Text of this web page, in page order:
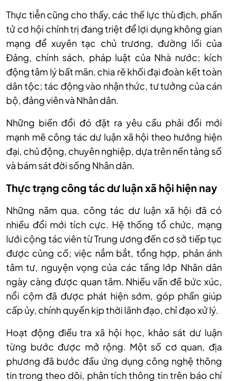
Thực tiễn cũng cho thấy, các thế lực thù địch, phần
tử cơ hội chính trị đang triệt để lợi dụng không gian
mạng để xuyên tạc chủ trương, đường lối của
Đảng, chính sách, pháp luật của Nhà nước; kích
động tâm lý bất mãn, chia rẽ khối đại đoàn kết toàn
dân tộc; tác động vào nhận thức, tư tưởng của cán
bộ, đảng viên và Nhân dân.
Những biến đổi đó đặt ra yêu cầu phải đổi mới
mạnh mẽ công tác dư luận xã hội theo hướng hiện
đại, chủ động, chuyên nghiệp, dựa trên nền tảng số
và bám sát đời sống Nhân dân.
Thực trạng công tác dư luận xã hội hiện nay
Những năm qua, công tác dư luận xã hội đã có
nhiều đổi mới tích cực. Hệ thống tổ chức, mạng
lưới cộng tác viên từ Trung ương đến cơ sở tiếp tục
được củng cố; việc nắm bắt, tổng hợp, phản ánh
tâm tư, nguyện vọng của các tầng lớp Nhân dân
ngày càng được quan tâm. Nhiều vấn đề bức xúc,
nổi cộm đã được phát hiện sớm, góp phần giúp
cấp ủy, chính quyền kịp thời lãnh đạo, chỉ đạo xử lý.
Hoạt động điều tra xã hội học, khảo sát dư luận
từng bước được mở rộng. Một số cơ quan, địa
phương đã bước đầu ứng dụng công nghệ thông
tin trong theo dõi, phân tích thông tin trên báo chí